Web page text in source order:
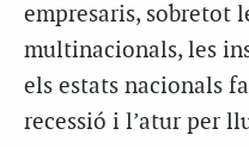
empresaris, sobretot
multinacionals, les
els estats nacionals
recessió i l’atur per